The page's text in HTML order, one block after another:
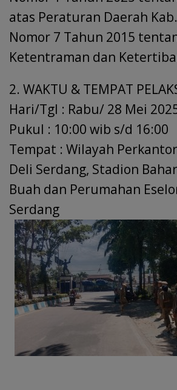
atas Peraturan Daerah
Nomor 7 Tahun 2015
Ketentraman dan
2. WAKTU & TEMPAT
Hari/Tgl : Rabu/ 28 Mei
Pukul : 10:00 wib s/d 16:00
Tempat : Wilayah
Deli Serdang, Stadion
Buah dan Perumahan
Serdang